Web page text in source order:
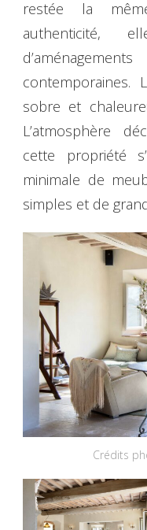
restée la
authenticité,
contemporaines.
sobre et
L’atmosphère
cette propriété
minimale de
simples et de
Crédits